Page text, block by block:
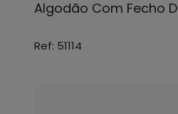
Algodão Com Fecho
Ref: 51114